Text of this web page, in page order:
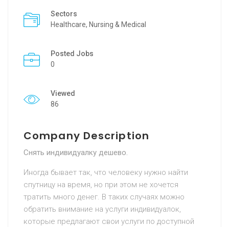
Sectors
Healthcare, Nursing & Medical
Posted Jobs
0
Viewed
86
Company Description
Снять индивидуалку дешево.
Иногда бывает так, что человеку нужно найти
спутницу на время, но при этом не хочется
тратить много денег. В таких случаях можно
обратить внимание на услуги индивидуалок,
которые предлагают свои услуги по доступной